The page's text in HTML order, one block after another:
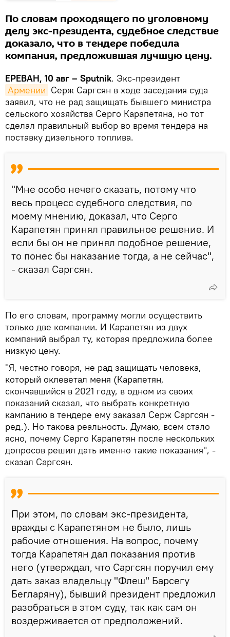
По словам проходящего по уголовному
делу экс-президента, судебное следствие
доказало, что в тендере победила
компания, предложившая лучшую цену.
ЕРЕВАН, 10 авг – Sputnik. Экс-президент
Армении Серж Саргсян в ходе заседания суда
заявил, что не рад защищать бывшего министра
сельского хозяйства Серго Карапетяна, но тот
сделал правильный выбор во время тендера на
поставку дизельного топлива.
"Мне особо нечего сказать, потому что
весь процесс судебного следствия, по
моему мнению, доказал, что Серго
Карапетян принял правильное решение. И
если бы он не принял подобное решение,
то понес бы наказание тогда, а не сейчас",
- сказал Саргсян.
По его словам, программу могли осуществить
только две компании. И Карапетян из двух
компаний выбрал ту, которая предложила более
низкую цену.
"Я, честно говоря, не рад защищать человека,
который оклеветал меня (Карапетян,
скончавшийся в 2021 году, в одном из своих
показаний сказал, что выбрать конкретную
кампанию в тендере ему заказал Серж Саргсян -
ред.). Но такова реальность. Думаю, всем стало
ясно, почему Серго Карапетян после нескольких
допросов решил дать именно такие показания", -
сказал Саргсян.
При этом, по словам экс-президента,
вражды с Карапетяном не было, лишь
рабочие отношения. На вопрос, почему
тогда Карапетян дал показания против
него (утверждал, что Саргсян поручил ему
дать заказ владельцу "Флеш" Барсегу
Бегларяну), бывший президент предложил
разобраться в этом суду, так как сам он
воздерживается от предположений.